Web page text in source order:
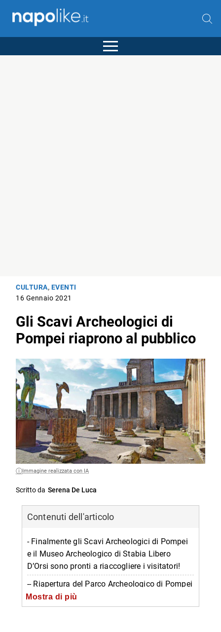
CULTURA, EVENTI
16 Gennaio 2021
Gli Scavi Archeologici di
Pompei riaprono al pubblico
Immagine realizzata con IA
Scritto da Serena De Luca
Contenuti dell'articolo
- Finalmente gli Scavi Archeologici di Pompei
e il Museo Archeologico di Stabia Libero
D’Orsi sono pronti a riaccogliere i visitatori!
-- Riapertura del Parco Archeologico di Pompei
-- Come acquistare i biglietti
Mostra di più